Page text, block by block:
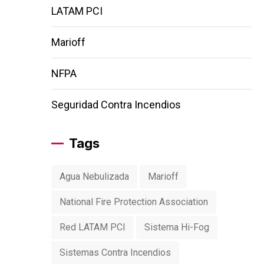
LATAM PCI
Marioff
NFPA
Seguridad Contra Incendios
Tags
Agua Nebulizada Marioff
National Fire Protection Association
Red LATAM PCI Sistema Hi-Fog
Sistemas Contra Incendios